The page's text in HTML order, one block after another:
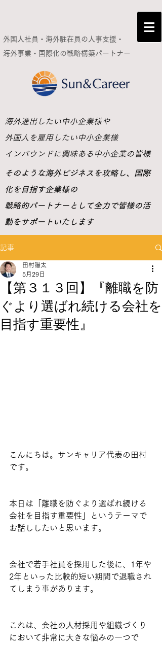
外国人社員・海外駐在員の人事支援・
海外事業・国際化の戦略構築パートナー
​海外進出したい中小企業様や
外国人を雇用したい中小企業様
インバウンドに興味ある中小企業の皆様
​そのような海外ビジネスを攻略し、国際
化を目指す企業様の
戦略的パートナーとして全力で皆様の活
動をサポートいたします
記事
【第３１３回】『離職を防
ぐより選ばれ続ける会社を
目指す重要性』
田村陽太
5月29日
こんにちは。サンキャリア代表の田村
です。
本日は「離職を防ぐより選ばれ続ける
会社を目指す重要性」というテーマで
お話ししたいと思います。
会社で若手社員を採用した後に、1年や
2年といった比較的短い期間で退職され
てしまう事があります。
これは、会社の人材採用や組織づくり
において非常に大きな悩みの一つで